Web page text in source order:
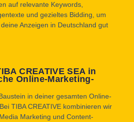
auf relevante Keywords,
und gezieltes Bidding, um
Anzeigen in Deutschland gut
CREATIVE SEA in
Online-Marketing-
in deiner gesamten Online-
TIBA CREATIVE kombinieren wir
Marketing und Content-